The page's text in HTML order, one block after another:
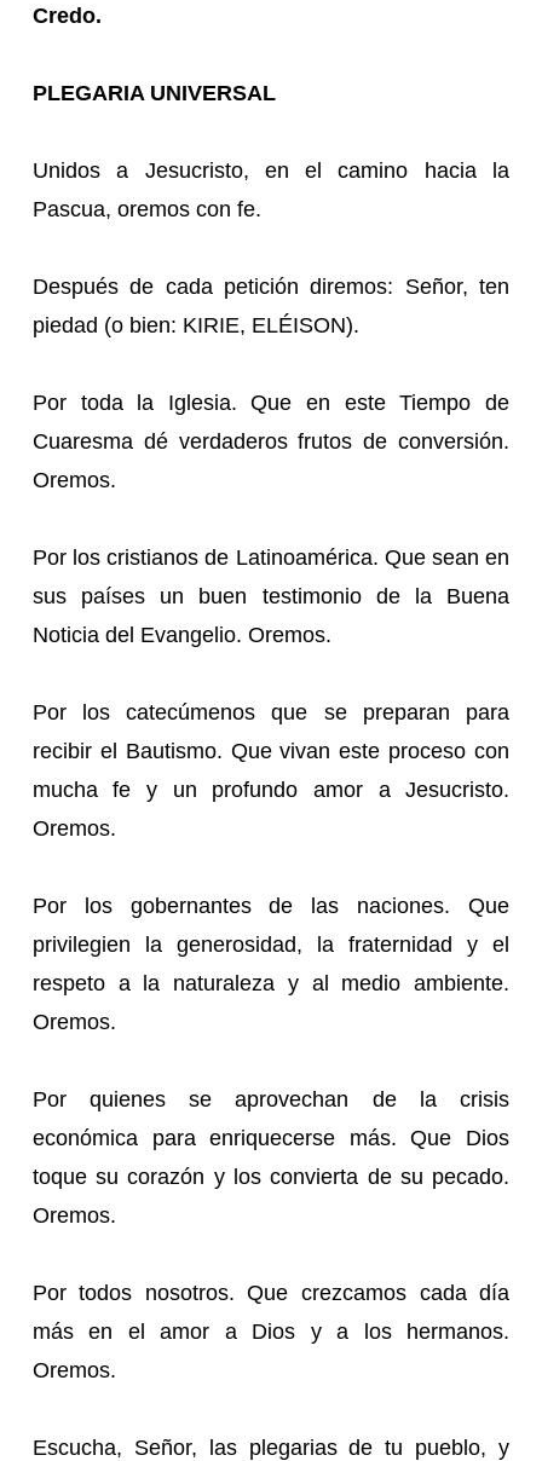
Credo.
PLEGARIA UNIVERSAL
Unidos a Jesucristo, en el camino hacia la
Pascua, oremos con fe.
Después de cada petición diremos: Señor, ten
piedad (o bien: KIRIE, ELÉISON).
Por toda la Iglesia. Que en este Tiempo de
Cuaresma dé verdaderos frutos de conversión.
Oremos.
Por los cristianos de Latinoamérica. Que sean en
sus países un buen testimonio de la Buena
Noticia del Evangelio. Oremos.
Por los catecúmenos que se preparan para
recibir el Bautismo. Que vivan este proceso con
mucha fe y un profundo amor a Jesucristo.
Oremos.
Por los gobernantes de las naciones. Que
privilegien la generosidad, la fraternidad y el
respeto a la naturaleza y al medio ambiente.
Oremos.
Por quienes se aprovechan de la crisis
económica para enriquecerse más. Que Dios
toque su corazón y los convierta de su pecado.
Oremos.
Por todos nosotros. Que crezcamos cada día
más en el amor a Dios y a los hermanos.
Oremos.
Escucha, Señor, las plegarias de tu pueblo, y